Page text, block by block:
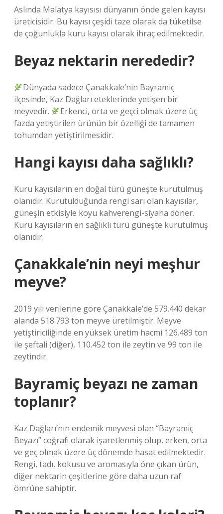
Aslında Malatya kayısısı dünyanın önde gelen kayısı
üreticisidir. Bu kayısı çeşidi taze olarak da tüketilse
de çoğunlukla kuru kayısı olarak ihraç edilmektedir.
Beyaz nektarin nerededir?
Dünyada sadece Çanakkale’nin Bayramiç
ilçesinde, Kaz Dağları eteklerinde yetişen bir
meyvedir.
Erkenci, orta ve geçci olmak üzere üç
fazda yetiştirilen ürünün bir özelliği de tamamen
tohumdan yetiştirilmesidir.
Hangi kayısı daha sağlıklı?
Kuru kayısıların en doğal türü güneşte kurutulmuş
olanıdır. Kurutulduğunda rengi sarı olan kayısılar,
güneşin etkisiyle koyu kahverengi-siyaha döner.
Kuru kayısıların en sağlıklı türü güneşte kurutulmuş
olanıdır.
Çanakkale’nin neyi meşhur
meyve?
2019 yılı verilerine göre Çanakkale’de 579.440 dekar
alanda 518.793 ton meyve üretilmiştir. Meyve
yetiştiriciliğinde en yüksek üretim hacmi 126.489 ton
ile şeftali (diğer), 110.452 ton ile zeytin ve 99 ton ile
zeytindir.
Bayramiç beyazı ne zaman
toplanır?
Kaz Dağları’nın endemik meyvesi olan “Bayramiç
Beyazı” coğrafi olarak işaretlenmiş olup, erken, orta
ve geç olmak üzere üç dönemde hasat edilmektedir.
Rengi, tadı, kokusu ve aromasıyla öne çıkan ürün,
diğer nektarin çeşitlerine göre daha uzun raf
ömrüne sahiptir.